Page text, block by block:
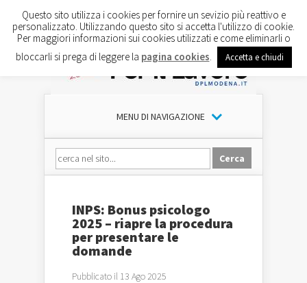
MENU DI NAVIGAZIONE
INPS: Bonus psicologo
2025 – riapre la procedura
per presentare le
domande
Pubblicato il 13 Ago 2025
Questo sito utilizza i cookies per fornire un sevizio più reattivo e
personalizzato. Utilizzando questo sito si accetta l'utilizzo di cookie.
Per maggiori informazioni sui cookies utilizzati e come eliminarli o
bloccarli si prega di leggere la pagina cookies Accetta e chiudi